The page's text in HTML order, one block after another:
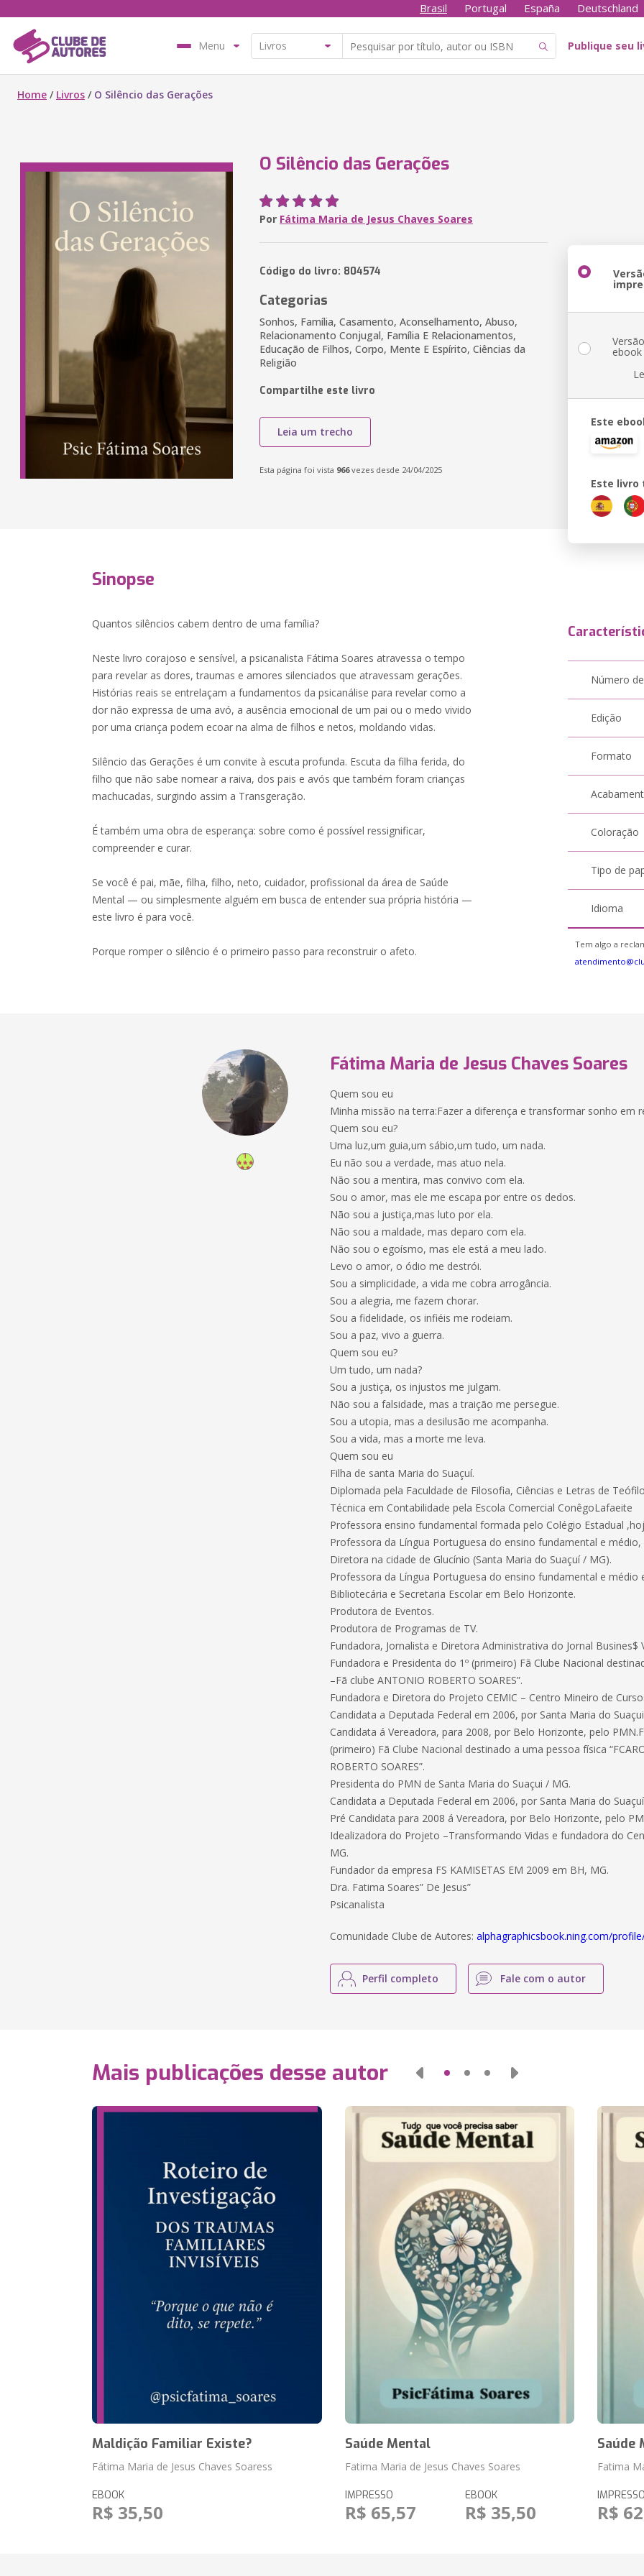
Brasil Portugal España Deutschland
Menu Publique seu
Home / Livros / O Silêncio das Gerações
O Silêncio das Gerações
Por Fátima Maria de Jesus Chaves Soares
Código do livro: 804574
Categorias
Sonhos, Família, Casamento, Aconselhamento, Abuso,
Relacionamento Conjugal, Família E Relacionamentos,
Educação de Filhos, Corpo, Mente E Espírito, Ciências da
Religião
Compartilhe este livro
Leia um trecho
Esta página foi vista 966vezes desde 24/04/2025
Versão
ebook
Este
Este livro
Sinopse
Quantos silêncios cabem dentro de uma família?
Neste livro corajoso e sensível, a psicanalista Fátima Soares atravessa o tempo
para revelar as dores, traumas e amores silenciados que atravessam gerações.
Histórias reais se entrelaçam a fundamentos da psicanálise para revelar como a
dor não expressa de uma avó, a ausência emocional de um pai ou o medo vivido
por uma criança podem ecoar na alma de filhos e netos, moldando vidas.
Silêncio das Gerações é um convite à escuta profunda. Escuta da filha ferida, do
filho que não sabe nomear a raiva, dos pais e avós que também foram crianças
machucadas, surgindo assim a Transgeração.
É também uma obra de esperança: sobre como é possível ressignificar,
compreender e curar.
Se você é pai, mãe, filha, filho, neto, cuidador, profissional da área de Saúde
Mental — ou simplesmente alguém em busca de entender sua própria história —
este livro é para você.
Porque romper o silêncio é o primeiro passo para reconstruir o afeto.
Número
Edição
Formato
Coloração
Tipo de
Idioma
Tem algo a
Fátima Maria de Jesus Chaves Soares
Quem sou eu
Minha missão na terra:Fazer a diferença e transformar sonho em
Quem sou eu?
Uma luz,um guia,um sábio,um tudo, um nada.
Eu não sou a verdade, mas atuo nela.
Não sou a mentira, mas convivo com ela.
Sou o amor, mas ele me escapa por entre os dedos.
Não sou a justiça,mas luto por ela.
Não sou a maldade, mas deparo com ela.
Não sou o egoísmo, mas ele está a meu lado.
Levo o amor, o ódio me destrói.
Sou a simplicidade, a vida me cobra arrogância.
Sou a alegria, me fazem chorar.
Sou a fidelidade, os infiéis me rodeiam.
Sou a paz, vivo a guerra.
Quem sou eu?
Um tudo, um nada?
Sou a justiça, os injustos me julgam.
Não sou a falsidade, mas a traição me persegue.
Sou a utopia, mas a desilusão me acompanha.
Sou a vida, mas a morte me leva.
Quem sou eu
Filha de santa Maria do Suaçuí.
Diplomada pela Faculdade de Filosofia, Ciências e Letras de
Técnica em Contabilidade pela Escola Comercial ConêgoLafaeite
Professora ensino fundamental formada pelo Colégio Estadual
Professora da Língua Portuguesa do ensino fundamental e
Diretora na cidade de Glucínio (Santa Maria do Suaçuí / MG).
Professora da Língua Portuguesa do ensino fundamental e médio
Bibliotecária e Secretaria Escolar em Belo Horizonte.
Produtora de Eventos.
Produtora de Programas de TV.
Fundadora, Jornalista e Diretora Administrativa do Jornal Busines$
Fundadora e Presidenta do 1º (primeiro) Fã Clube Nacional
–Fã clube ANTONIO ROBERTO SOARES”.
Fundadora e Diretora do Projeto CEMIC – Centro Mineiro de
Candidata a Deputada Federal em 2006, por Santa Maria do
Candidata á Vereadora, para 2008, por Belo Horizonte, pelo
(primeiro) Fã Clube Nacional destinado a uma pessoa física
ROBERTO SOARES”.
Presidenta do PMN de Santa Maria do Suaçui / MG.
Candidata a Deputada Federal em 2006, por Santa Maria do
Pré Candidata para 2008 á Vereadora, por Belo Horizonte, pelo
Idealizadora do Projeto –Transformando Vidas e fundadora do
MG.
Fundador da empresa FS KAMISETAS EM 2009 em BH, MG.
Dra. Fatima Soares” De Jesus”
Psicanalista
Comunidade Clube de Autores:alphagraphicsbook.ning.com/
Perfil completo Fale com o autor
Mais publicações desse autor
Maldição Familiar Existe?
Fátima Maria de Jesus Chaves Soaress
EBOOK
R$ 35,50
Saúde Mental
Fatima Maria de Jesus Chaves Soares
IMPRESSO
R$ 65,57
EBOOK
R$ 35,50
Saúde
Fatima
IMPRESSO
R$